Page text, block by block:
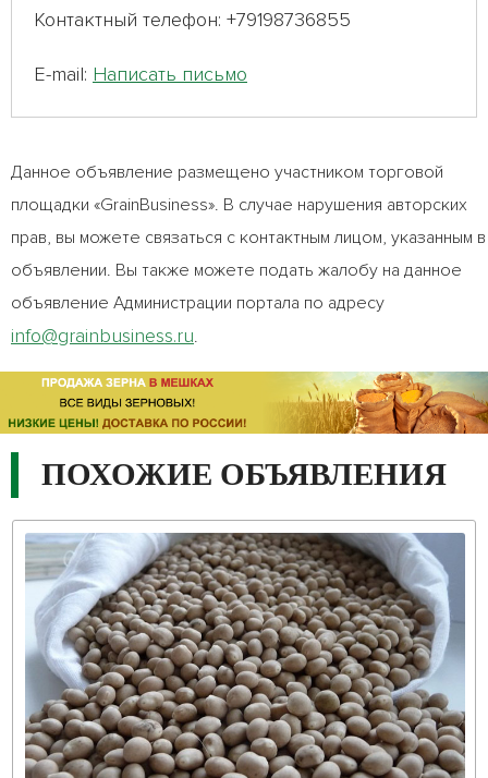
Контактный телефон: +79198736855
E-mail: Написать письмо
Данное объявление размещено участником торговой
площадки «GrainBusiness». В случае нарушения авторских
прав, вы можете связаться с контактным лицом, указанным в
объявлении. Вы также можете подать жалобу на данное
объявление Администрации портала по адресу
info@grainbusiness.ru.
ПОХОЖИЕ ОБЪЯВЛЕНИЯ